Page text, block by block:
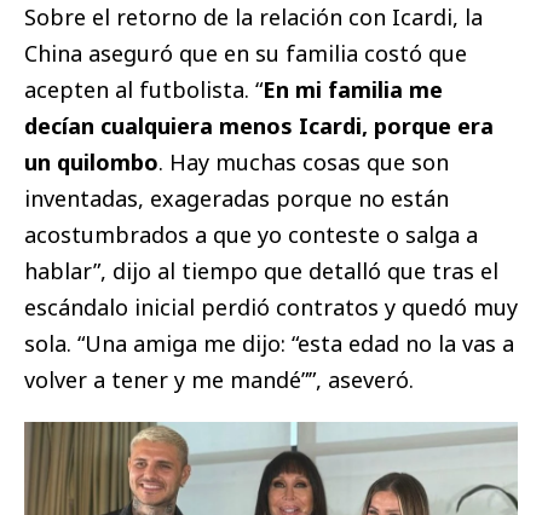
Sobre el retorno de la relación con Icardi, la
China aseguró que en su familia costó que
acepten al futbolista. “En mi familia me
decían cualquiera menos Icardi, porque era
un quilombo. Hay muchas cosas que son
inventadas, exageradas porque no están
acostumbrados a que yo conteste o salga a
hablar”, dijo al tiempo que detalló que tras el
escándalo inicial perdió contratos y quedó muy
sola. “Una amiga me dijo: “esta edad no la vas a
volver a tener y me mandé””, aseveró.